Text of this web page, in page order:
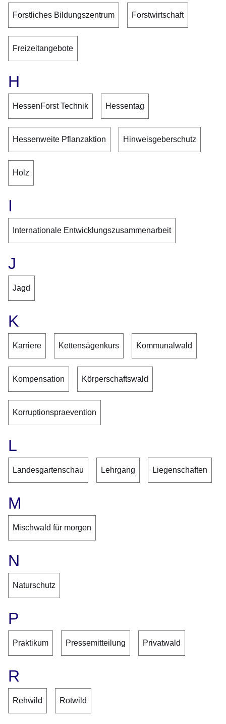
Forstliches Bildungszentrum Forstwirtschaft
Freizeitangebote
H
HessenForst Technik Hessentag
Hessenweite Pflanzaktion Hinweisgeberschutz
Holz
I
Internationale Entwicklungszusammenarbeit
J
Jagd
K
Karriere Kettensägenkurs Kommunalwald
Kompensation Körperschaftswald
Korruptionspraevention
L
Landesgartenschau Lehrgang Liegenschaften
M
Mischwald für morgen
N
Naturschutz
P
Praktikum Pressemitteilung Privatwald
R
Rehwild Rotwild